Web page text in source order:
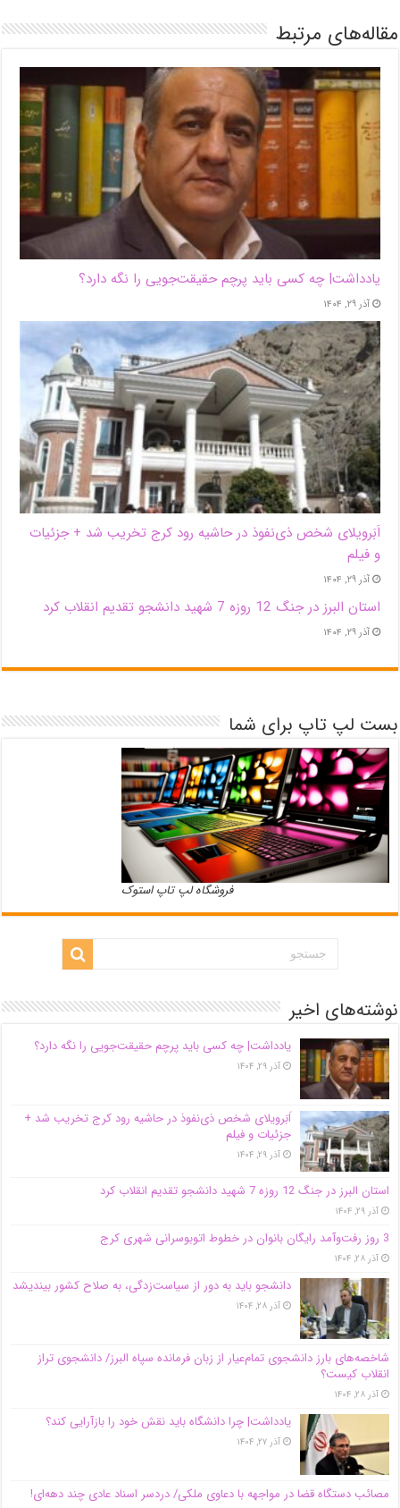
مقاله‌های مرتبط
یادداشت| ‌چه کسی باید پرچم حقیقت‌جویی را نگه دارد؟
آذر ۲۹, ۱۴۰۴
اَبَر‌ویلای شخص ذی‌نفوذ در حاشیه‌ رود کرج تخریب شد + جزئیات
و فیلم
آذر ۲۹, ۱۴۰۴
استان البرز در جنگ 12 روزه 7 شهید دانشجو تقدیم انقلاب کرد
آذر ۲۹, ۱۴۰۴
بست لپ تاپ برای شما
فروشگاه لپ تاپ استوک
نوشته‌های اخیر
یادداشت| ‌چه کسی باید پرچم حقیقت‌جویی را نگه دارد؟
آذر ۲۹, ۱۴۰۴
اَبَر‌ویلای شخص ذی‌نفوذ در حاشیه‌ رود کرج تخریب شد +
جزئیات و فیلم
آذر ۲۹, ۱۴۰۴
استان البرز در جنگ 12 روزه 7 شهید دانشجو تقدیم انقلاب کرد
آذر ۲۹, ۱۴۰۴
3 روز رفت‌وآمد رایگان بانوان در خطوط اتوبوسرانی شهری کرج
آذر ۲۸, ۱۴۰۴
دانشجو باید به دور از سیاست‌زدگی، به صلاح کشور بیندیشد
آذر ۲۸, ۱۴۰۴
شاخصه‌های بارز دانشجوی تمام‌عیار از زبان فرمانده سپاه البرز/ دانشجوی تراز
انقلاب کیست؟
آذر ۲۸, ۱۴۰۴
یادداشت| چرا دانشگاه باید نقش خود را بازآرایی کند؟
آذر ۲۷, ۱۴۰۴
مصائب دستگاه قضا در مواجهه با دعاوی ملکی/ دردسر اسناد عادی چند‌ دهه‌ای!